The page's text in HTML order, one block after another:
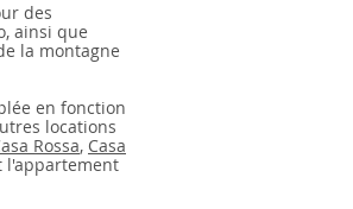
des
ainsi que
la montagne
en fonction
locations
Rossa, Casa
l'appartement